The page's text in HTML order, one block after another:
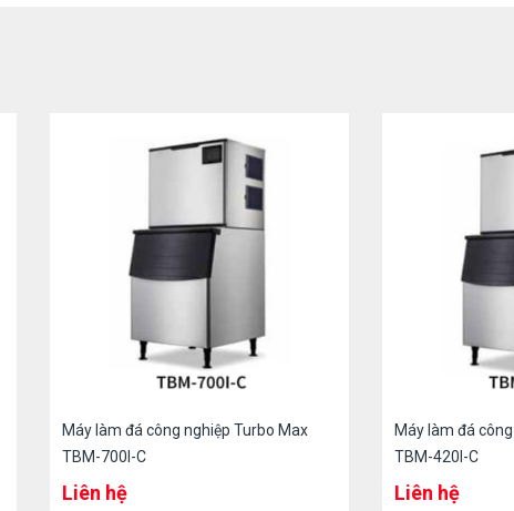
Máy làm đá công nghiệp Turbo Max
TBM-700I-C
Liên hệ
Máy làm đá
TBM-420I-C
Liên hệ